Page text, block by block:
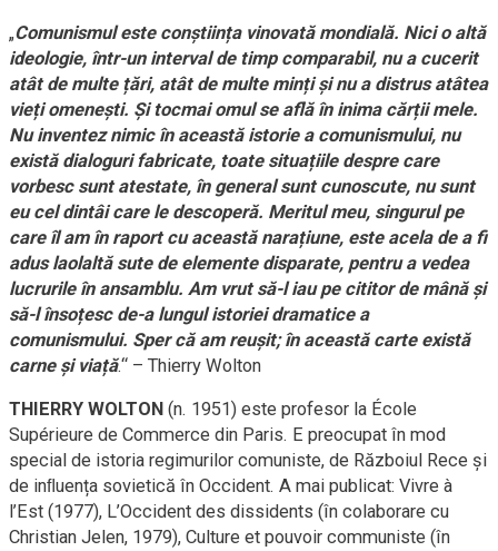
„Comunismul este conștiința vinovată mondială. Nici o altă
ideologie, într-un interval de timp comparabil, nu a cucerit
atât de multe țări, atât de multe minți și nu a distrus atâtea
vieți omenești. Și tocmai omul se află în inima cărții mele.
Nu inventez nimic în această istorie a comunismului, nu
există dialoguri fabricate, toate situațiile despre care
vorbesc sunt atestate, în general sunt cunoscute, nu sunt
eu cel dintâi care le descoperă. Meritul meu, singurul pe
care îl am în raport cu această narațiune, este acela de a fi
adus laolaltă sute de elemente disparate, pentru a vedea
lucrurile în ansamblu. Am vrut să-l iau pe cititor de mână și
să-l însoțesc de-a lungul istoriei dramatice a
comunismului. Sper că am reușit; în această carte există
carne și viață.“ – Thierry Wolton
THIERRY WOLTON (n. 1951) este profesor la École
Supérieure de Commerce din Paris. E preocupat în mod
special de istoria regimurilor comuniste, de Războiul Rece și
de inﬂuența sovietică în Occident. A mai publicat: Vivre à
l’Est (1977), L’Occident des dissidents (în colaborare cu
Christian Jelen, 1979), Culture et pouvoir communiste (în